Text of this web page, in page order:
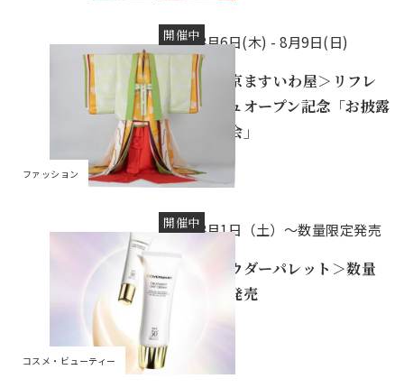
開催中
ファッション
8月6日(木) -8月9日(日)
＜東京ますいわ屋＞リフレ
ッシュオープン記念「お披露
目の会」
開催中
コスメ・ビューティー
8月1日（土）～数量限定発売
＜パウダーパレット＞数量
限定発売